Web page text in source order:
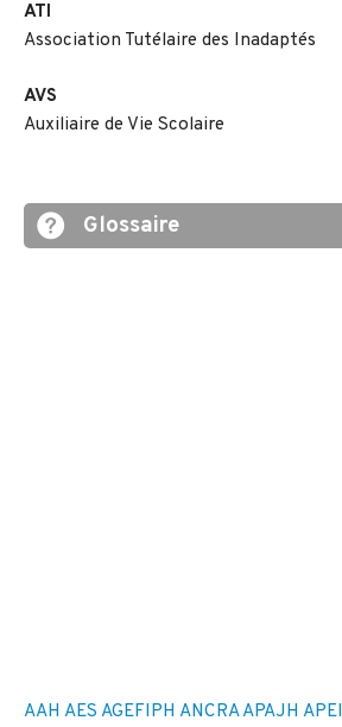
ATI
Association Tutélaire des Inadaptés
AVS
Auxiliaire de Vie Scolaire
Glossaire
AAH AES AGEFIPH ANCRA APAJH APEI